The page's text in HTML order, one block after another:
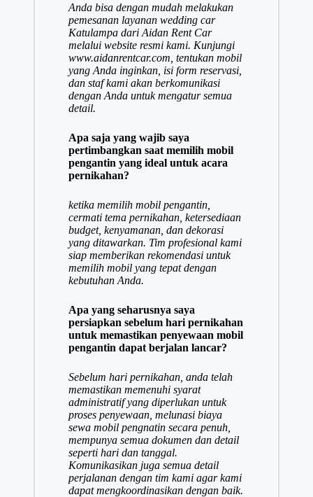
Anda bisa dengan mudah melakukan
pemesanan layanan wedding car
Katulampa dari Aidan Rent Car
melalui website resmi kami. Kunjungi
www.aidanrentcar.com, tentukan mobil
yang Anda inginkan, isi form reservasi,
dan staf kami akan berkomunikasi
dengan Anda untuk mengatur semua
detail.
Apa saja yang wajib saya
pertimbangkan saat memilih mobil
pengantin yang ideal untuk acara
pernikahan?
ketika memilih mobil pengantin,
cermati tema pernikahan, ketersediaan
budget, kenyamanan, dan dekorasi
yang ditawarkan. Tim profesional kami
siap memberikan rekomendasi untuk
memilih mobil yang tepat dengan
kebutuhan Anda.
Apa yang seharusnya saya
persiapkan sebelum hari pernikahan
untuk memastikan penyewaan mobil
pengantin dapat berjalan lancar?
Sebelum hari pernikahan, anda telah
memastikan memenuhi syarat
administratif yang diperlukan untuk
proses penyewaan, melunasi biaya
sewa mobil pengnatin secara penuh,
mempunya semua dokumen dan detail
seperti hari dan tanggal.
Komunikasikan juga semua detail
perjalanan dengan tim kami agar kami
dapat mengkoordinasikan dengan baik.